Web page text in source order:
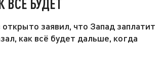
БУДЕТ
заявил, что Запад заплатит
как всё будет дальше, когда